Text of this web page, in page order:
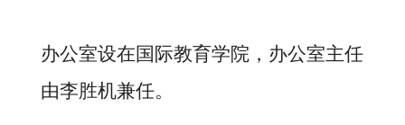
办公室设在国际教育学院，办公室主任
由李胜机兼任。